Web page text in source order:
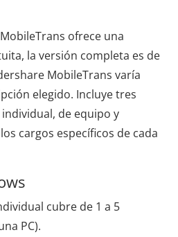
ofrece una
la versión completa es de
MobileTrans varía
elegido. Incluye tres
de equipo y
cargos específicos de cada
cubre de 1 a 5
PC).